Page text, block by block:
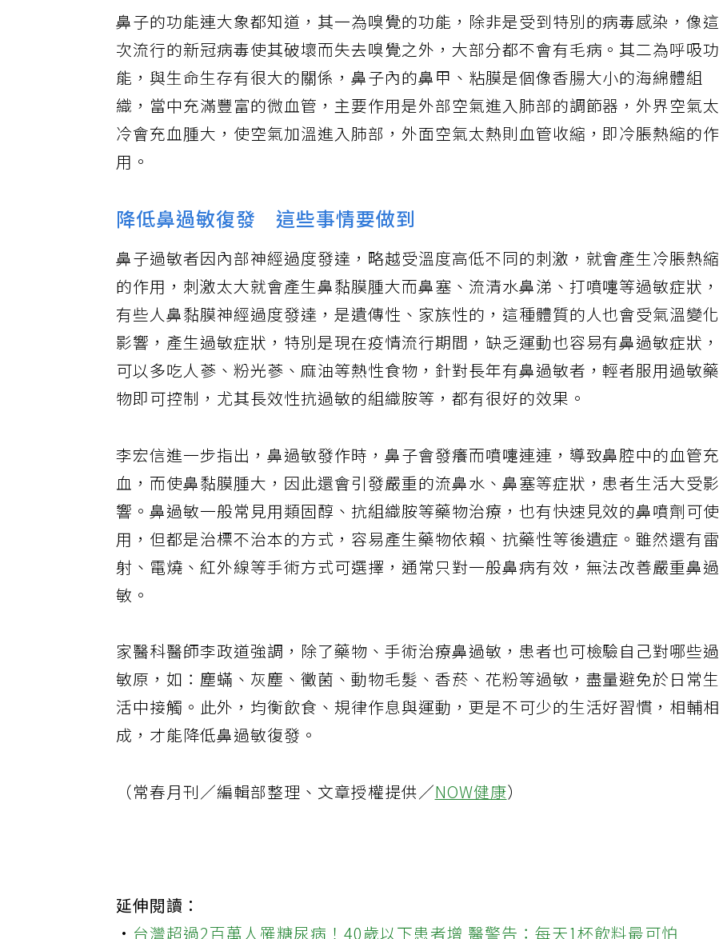
鼻子的功能連大象都知道，其一為嗅覺的功能，除非是受到特別的病毒感染，像這
次流行的新冠病毒使其破壞而失去嗅覺之外，大部分都不會有毛病。其二為呼吸功
能，與生命生存有很大的關係，鼻子內的鼻甲、粘膜是個像香腸大小的海綿體組
織，當中充滿豐富的微血管，主要作用是外部空氣進入肺部的調節器，外界空氣太
冷會充血腫大，使空氣加溫進入肺部，外面空氣太熱則血管收縮，即冷脹熱縮的作
用。
降低鼻過敏復發 這些事情要做到
鼻子過敏者因內部神經過度發達，略越受溫度高低不同的刺激，就會產生冷脹熱縮
的作用，刺激太大就會產生鼻黏膜腫大而鼻塞、流清水鼻涕、打噴嚏等過敏症狀，
有些人鼻黏膜神經過度發達，是遺傳性、家族性的，這種體質的人也會受氣溫變化
影響，產生過敏症狀，特別是現在疫情流行期間，缺乏運動也容易有鼻過敏症狀，
可以多吃人蔘、粉光蔘、麻油等熱性食物，針對長年有鼻過敏者，輕者服用過敏藥
物即可控制，尤其長效性抗過敏的組織胺等，都有很好的效果。
李宏信進一步指出，鼻過敏發作時，鼻子會發癢而噴嚏連連，導致鼻腔中的血管充
血，而使鼻黏膜腫大，因此還會引發嚴重的流鼻水、鼻塞等症狀，患者生活大受影
響。鼻過敏一般常見用類固醇、抗組織胺等藥物治療，也有快速見效的鼻噴劑可使
用，但都是治標不治本的方式，容易產生藥物依賴、抗藥性等後遺症。雖然還有雷
射、電燒、紅外線等手術方式可選擇，通常只對一般鼻病有效，無法改善嚴重鼻過
敏。
家醫科醫師李政道強調，除了藥物、手術治療鼻過敏，患者也可檢驗自己對哪些過
敏原，如：塵蟎、灰塵、黴菌、動物毛髮、香菸、花粉等過敏，盡量避免於日常生
活中接觸。此外，均衡飲食、規律作息與運動，更是不可少的生活好習慣，相輔相
成，才能降低鼻過敏復發。
（常春月刊／編輯部整理、文章授權提供／NOW健康）
延伸閱讀：